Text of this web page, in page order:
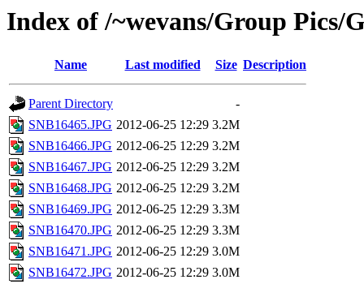
Index of /~wevans/Group Pics/
Name Last modified Size Description
Parent Directory
-
SNB16465.JPG 2012-06-25 12:29 3.2M
SNB16466.JPG 2012-06-25 12:29 3.2M
SNB16467.JPG 2012-06-25 12:29 3.2M
SNB16468.JPG 2012-06-25 12:29 3.2M
SNB16469.JPG 2012-06-25 12:29 3.3M
SNB16470.JPG 2012-06-25 12:29 3.3M
SNB16471.JPG 2012-06-25 12:29 3.0M
SNB16472.JPG 2012-06-25 12:29 3.0M